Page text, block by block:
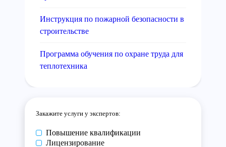
Инструкция по пожарной безопасности в
строительстве
Программа обучения по охране труда для
теплотехника
Закажите услуги у экспертов:
Повышение квалификации
Лицензирование